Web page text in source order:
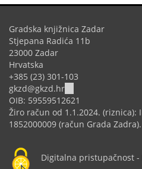
Gradska knjižnica Zadar
Stjepana Radića 11b
23000 Zadar
Hrvatska
+385 (23) 301-103
gkzd@gkzd.hr
sends
e-
mail)
OIB: 59559512621
Žiro račun od 1.1.2024. (riznica):
1852000009 (račun Grada Zadra).
Digitalna pristupačnost -